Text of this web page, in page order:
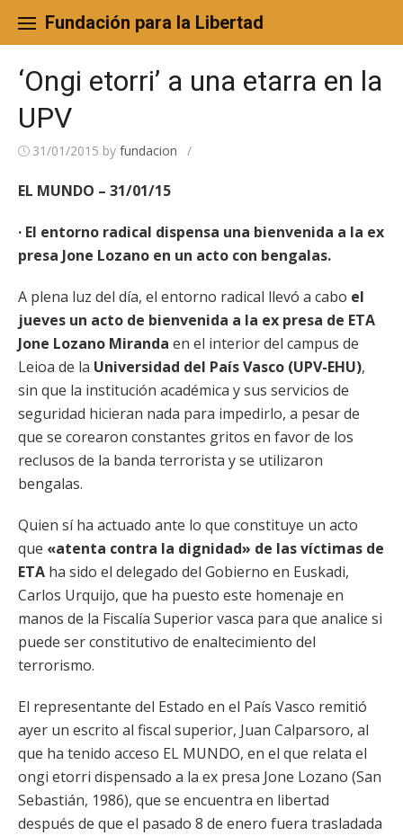
content
Fundación para la Libertad
‘Ongi etorri’ a una etarra en la
UPV
31/01/2015 by fundacion /
EL MUNDO – 31/01/15
· El entorno radical dispensa una bienvenida a la ex
presa Jone Lozano en un acto con bengalas.
A plena luz del día, el entorno radical llevó a cabo el
jueves un acto de bienvenida a la ex presa de ETA
Jone Lozano Miranda en el interior del campus de
Leioa de la Universidad del País Vasco (UPV-EHU),
sin que la institución académica y sus servicios de
seguridad hicieran nada para impedirlo, a pesar de
que se corearon constantes gritos en favor de los
reclusos de la banda terrorista y se utilizaron
bengalas.
Quien sí ha actuado ante lo que constituye un acto
que «atenta contra la dignidad» de las víctimas de
ETA ha sido el delegado del Gobierno en Euskadi,
Carlos Urquijo, que ha puesto este homenaje en
manos de la Fiscalía Superior vasca para que analice si
puede ser constitutivo de enaltecimiento del
terrorismo.
El representante del Estado en el País Vasco remitió
ayer un escrito al fiscal superior, Juan Calparsoro, al
que ha tenido acceso EL MUNDO, en el que relata el
ongi etorri dispensado a la ex presa Jone Lozano (San
Sebastián, 1986), que se encuentra en libertad
después de que el pasado 8 de enero fuera trasladada